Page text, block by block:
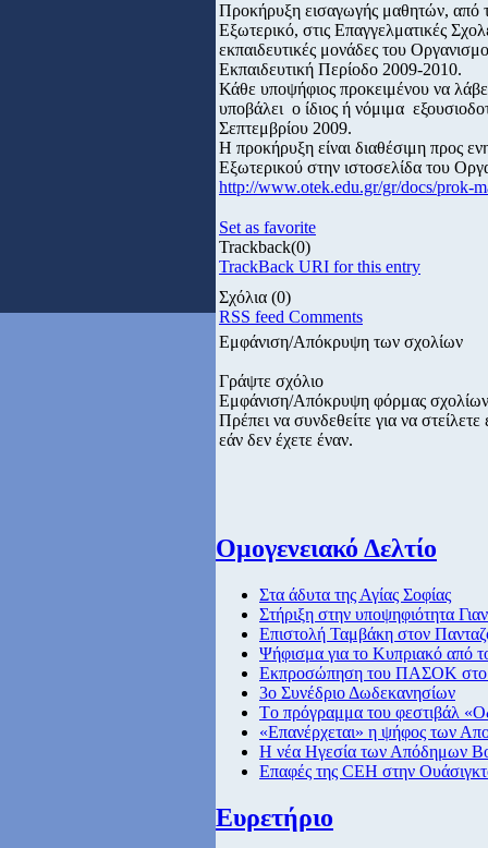
Προκήρυξη εισαγωγής μαθητών, από
Εξωτερικό, στις Επαγγελματικές
εκπαιδευτικές μονάδες του
Εκπαιδευτική Περίοδο 2009-2010.
Κάθε υποψήφιος προκειμένου να
υποβάλει ο ίδιος ή νόμιμα
Σεπτεμβρίου 2009.
Η προκήρυξη είναι διαθέσιμη προς
Εξωτερικού στην ιστοσελίδα του
http://www.otek.edu.gr/gr/docs/prok-
Set as favorite
Trackback(0)
TrackBack URI for this entry
Σχόλια (0)
RSS feed Comments
Εμφάνιση/Απόκρυψη των σχολίων
Γράψτε σχόλιο
Εμφάνιση/Απόκρυψη φόρμας σχολίων
Πρέπει να συνδεθείτε για να
εάν δεν έχετε έναν.
Ομογενειακό Δελτίο
Στα άδυτα της Αγίας Σοφίας
Στήριξη στην υποψηφιότητα
Επιστολή Ταμβάκη στον
Ψήφισμα για το Κυπριακό από
Εκπροσώπηση του ΠΑΣΟΚ στο
3ο Συνέδριο Δωδεκανησίων
Tο πρόγραμμα του φεστιβάλ
«Επανέρχεται» η ψήφος των
Η νέα Ηγεσία των Απόδημων
Επαφές της CEH στην
Ευρετήριο